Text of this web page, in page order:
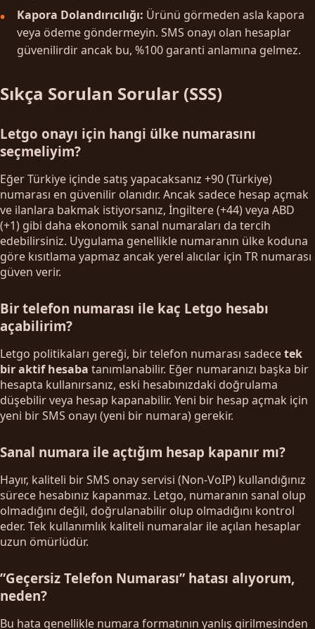
Kapora Dolandırıcılığı: Ürünü görmeden asla kapora
veya ödeme göndermeyin. SMS onayı olan hesaplar
güvenilirdir ancak bu, %100 garanti anlamına gelmez.
Sıkça Sorulan Sorular (SSS)
Letgo onayı için hangi ülke numarasını
seçmeliyim?
Eğer Türkiye içinde satış yapacaksanız +90 (Türkiye)
numarası en güvenilir olanıdır. Ancak sadece hesap açmak
ve ilanlara bakmak istiyorsanız, İngiltere (+44) veya ABD
(+1) gibi daha ekonomik sanal numaraları da tercih
edebilirsiniz. Uygulama genellikle numaranın ülke koduna
göre kısıtlama yapmaz ancak yerel alıcılar için TR numarası
güven verir.
Bir telefon numarası ile kaç Letgo hesabı
açabilirim?
Letgo politikaları gereği, bir telefon numarası sadecetek
bir aktif hesaba tanımlanabilir. Eğer numaranızı başka bir
hesapta kullanırsanız, eski hesabınızdaki doğrulama
düşebilir veya hesap kapanabilir. Yeni bir hesap açmak için
yeni bir SMS onayı (yeni bir numara) gerekir.
Sanal numara ile açtığım hesap kapanır mı?
Hayır, kaliteli bir SMS onay servisi (Non-VoIP) kullandığınız
sürece hesabınız kapanmaz. Letgo, numaranın sanal olup
olmadığını değil, doğrulanabilir olup olmadığını kontrol
eder. Tek kullanımlık kaliteli numaralar ile açılan hesaplar
uzun ömürlüdür.
”Geçersiz Telefon Numarası” hatası alıyorum,
neden?
Bu hata genellikle numara formatının yanlış girilmesinden